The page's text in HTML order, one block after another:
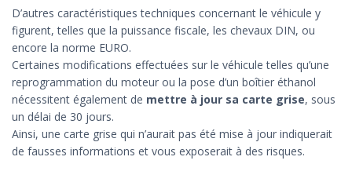
D’autres caractéristiques techniques concernant le véhicule y
figurent, telles que la puissance fiscale, les chevaux DIN, ou
encore la norme EURO.
Certaines modifications effectuées sur le véhicule telles qu’une
reprogrammation du moteur ou la pose d’un boîtier éthanol
nécessitent également de mettre à jour sa carte grise, sous
un délai de 30 jours.
Ainsi, une carte grise qui n’aurait pas été mise à jour indiquerait
de fausses informations et vous exposerait à des risques.